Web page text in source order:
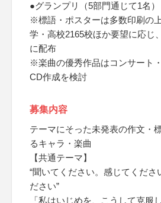
●グランプリ（5部門通じて1名
※標語・ポスターは多数印刷の
学・高校2165校ほか要望に応じ
に配布
※楽曲の優秀作品はコンサート
CD作成を検討
募集内容
テーマにそった未発表の作文・
るキャラ・楽曲
【共通テーマ】
“聞いてください。感じてくださ
ださい”
「私はいじめを、こうして克服し